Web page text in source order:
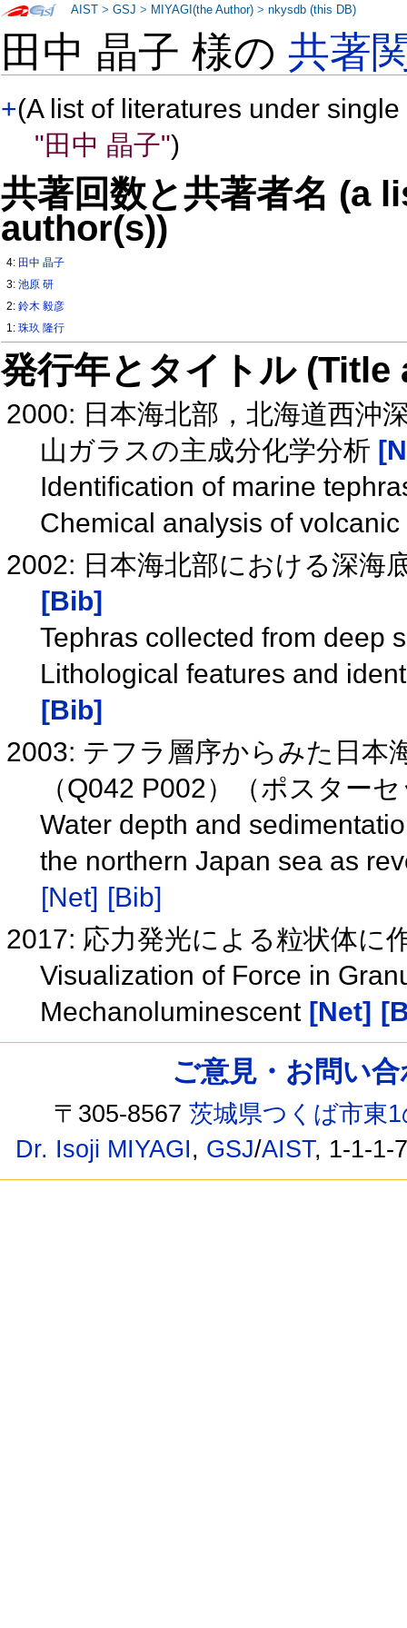
田中 晶子 様の共著
+(A list of literatures under
"田中 晶子")
共著回数と共著者名 (a
author(s))
4: 田中 晶子
3:池原 研
2:鈴木 毅彦
1:珠玖 隆行
発行年とタイトル
2000: 日本海北部，北海道西沖
山ガラスの主成分化学分析
Identification of marine
Chemical analysis of
2002: 日本海北部における深海
[Bib]
Tephras collected from deep
Lithological features and
[Bib]
2003: テフラ層序からみた日本
（Q042 P002）（ポスター
Water depth and
the northern Japan sea as
[Net] [Bib]
2017: 応力発光による粒状体に
Visualization of Force in
Mechanoluminescent [Net]
AIST >GSJ > MIYAGI(the Author) >nkysdb (this DB)
ご意見・お問い
〒305-8567茨城県つくば市東
Dr. Isoji MIYAGI, GSJ/AIST, 1-1-1-